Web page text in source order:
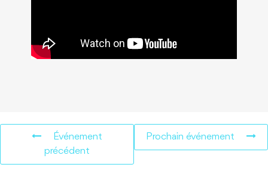
Événement
précédent
Prochain événement